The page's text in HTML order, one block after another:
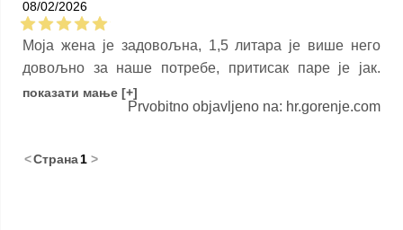
довољно за наше потребе, притисак паре је јак.
Разлика у односу на обичну пеглу је огромна.
показати мање [+]
Prvobitno objavljeno na: hr.gorenje.com